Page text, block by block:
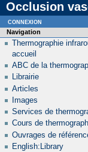
Occlusion
Navigation
Thermographie
accueil
ABC de la
Librairie
Articles
Images
Services de
Cours de
Ouvrages de
English:Library
connexion